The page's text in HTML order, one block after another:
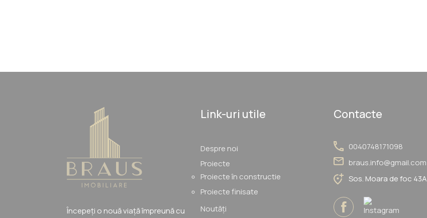
Începeți o nouă viață împreună cu
Link-uri utile
Despre noi
Proiecte
Proiecte în constructie
Proiecte finisate
Noutăți
Contacte
0040748171098
braus.info@gmail.com
Sos. Moara de foc 43A